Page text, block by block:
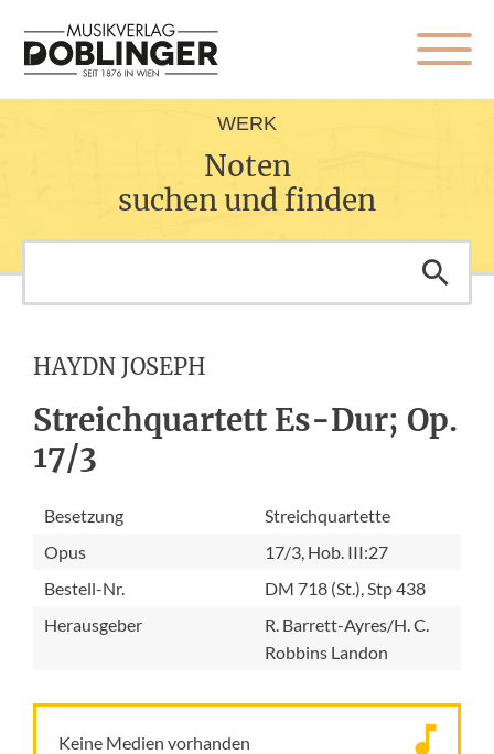
WERK
Noten
suchen und finden
HAYDN JOSEPH
Streichquartett Es-Dur; Op.
17/3
Besetzung
Streichquartette
Opus
17/3, Hob. III:27
Bestell-Nr.
DM 718 (St.), Stp 438
Herausgeber
R. Barrett-Ayres/H. C.
Robbins Landon
Keine Medien vorhanden